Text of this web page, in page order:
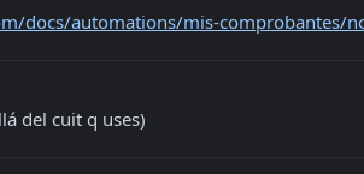
docs/automations/mis-comprobantes/
del cuit q uses)